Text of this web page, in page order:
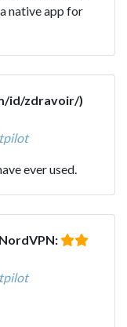
native app for
id/zdravoir/)
ever used.